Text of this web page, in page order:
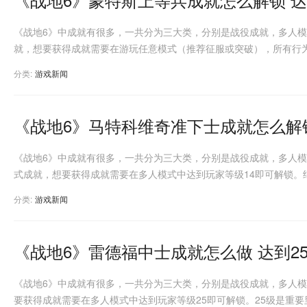
《战地6》中成就有很多，一共分为三大类，分别是战役成就，多
就，想要获得成就需要在游玩任意模式（推荐征服或突破），所有行
分类: 游戏新闻
《战地6》马特科维奇准下士成就怎么
《战地6》中成就有很多，一共分为三大类，分别是战役成就，多
式成就，想要获得成就需要在多人模式中达到玩家等级14即可解锁
分类: 游戏新闻
《战地6》雷德福中士成就怎么做 达到
《战地6》中成就有很多，一共分为三大类，分别是战役成就，多
要获得成就需要在多人模式中达到玩家等级25即可解锁。25级是重